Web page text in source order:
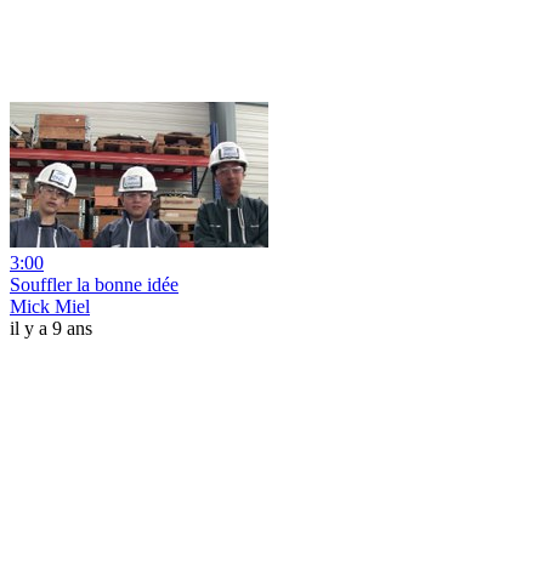
3:00
Souffler la bonne idée
Mick Miel
il y a 9 ans